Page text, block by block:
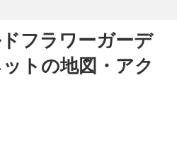
フラワーガーデ
トの地図・アク